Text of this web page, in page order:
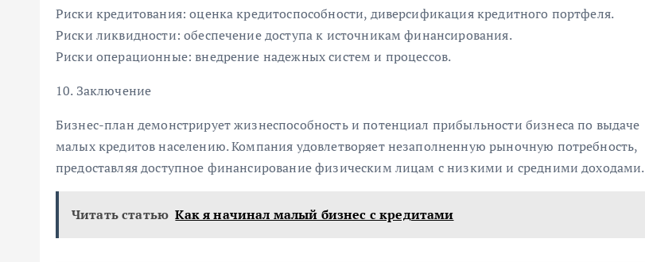
Риски кредитования: оценка кредитоспособности, диверсификация кредитного портфеля.
Риски ликвидности: обеспечение доступа к источникам финансирования.
Риски операционные: внедрение надежных систем и процессов.
10. Заключение
Бизнес-план демонстрирует жизнеспособность и потенциал прибыльности бизнеса по выдаче
малых кредитов населению. Компания удовлетворяет незаполненную рыночную потребность,
предоставляя доступное финансирование физическим лицам с низкими и средними доходами.
Читать статью Как я начинал малый бизнес с кредитами